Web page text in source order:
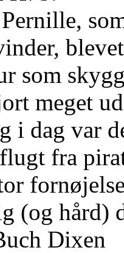
som
meget
i dag var
fra
(og hård)
Dixen